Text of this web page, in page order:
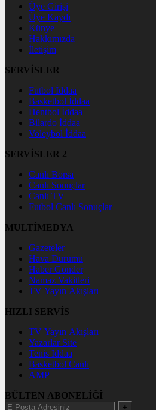
Üye Girişi
Üye Kaydı
Künye
Hakkımızda
İletişim
SERVİSLER
Futbol İddaa
Basketbol İddaa
Hentbol İddaa
Bilardo İddaa
Voleybol İddaa
SERVİSLER 2
Canlı Borsa
Canlı Sonuçlar
Canlı TV
Futbol Canlı Sonuçlar
MULTİMEDYA
Gazeteler
Hava Durumu
Haber Gönder
Namaz Vakitleri
TV Yayın Akışları
HIZLI SERVİS
TV Yayın Akışları
Yazarlar Site
Tenis İddaa
Basketbol Canlı
AMP
BÜLTEN ABONELİĞİ
+